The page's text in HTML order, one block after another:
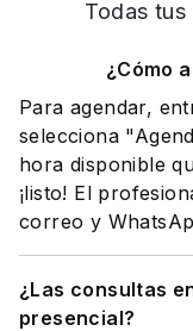
Todas tus
¿Cómo
Para agendar,
selecciona
hora disponible
¡listo! El
correo y
¿Las consultas
presencial?